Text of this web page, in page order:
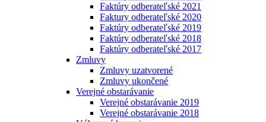
Faktúry odberateľské 2021
Faktury odberateľské 2020
Faktúry odberateľské 2019
Faktúry odberateľské 2018
Faktúry odberateľské 2017
Zmluvy
Zmluvy uzatvorené
Zmluvy ukončené
Verejné obstarávanie
Verejné obstarávanie 2019
Verejné obstarávanie 2018